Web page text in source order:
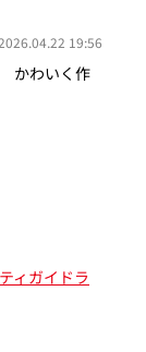
19:56
かわいく作
ィガイドラ